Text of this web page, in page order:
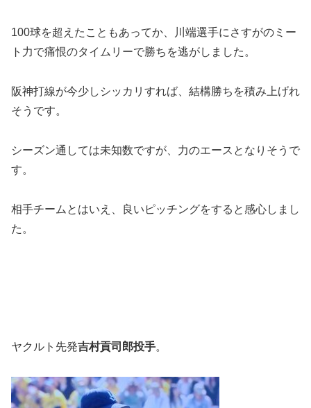
100球を超えたこともあってか、川端選手にさすがのミー
ト力で痛恨のタイムリーで勝ちを逃がしました。
阪神打線が今少しシッカリすれば、結構勝ちを積み上げれ
そうです。
シーズン通しては未知数ですが、力のエースとなりそうで
す。
相手チームとはいえ、良いピッチングをすると感心しまし
た。
ヤクルト先発吉村貢司郎投手。